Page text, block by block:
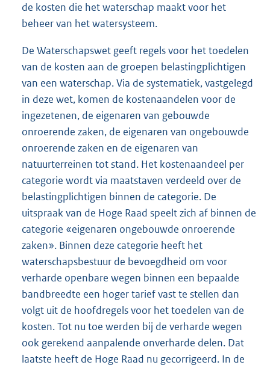
de kosten die het waterschap maakt voor het
beheer van het watersysteem.
De Waterschapswet geeft regels voor het toedelen
van de kosten aan de groepen belastingplichtigen
van een waterschap. Via de systematiek, vastgelegd
in deze wet, komen de kostenaandelen voor de
ingezetenen, de eigenaren van gebouwde
onroerende zaken, de eigenaren van ongebouwde
onroerende zaken en de eigenaren van
natuurterreinen tot stand. Het kostenaandeel per
categorie wordt via maatstaven verdeeld over de
belastingplichtigen binnen de categorie. De
uitspraak van de Hoge Raad speelt zich af binnen de
categorie «eigenaren ongebouwde onroerende
zaken». Binnen deze categorie heeft het
waterschapsbestuur de bevoegdheid om voor
verharde openbare wegen binnen een bepaalde
bandbreedte een hoger tarief vast te stellen dan
volgt uit de hoofdregels voor het toedelen van de
kosten. Tot nu toe werden bij de verharde wegen
ook gerekend aanpalende onverharde delen. Dat
laatste heeft de Hoge Raad nu gecorrigeerd. In de